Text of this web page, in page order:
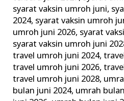
syarat vaksin umroh juni,
2024, syarat vaksin umroh
umroh juni 2026, syarat
syarat vaksin umroh juni
travel umroh juni 2024,
travel umroh juni 2026,
travel umroh juni 2028,
bulan juni 2024, umrah